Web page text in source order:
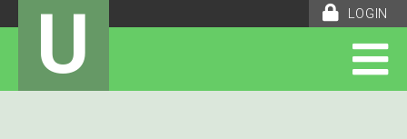
LOGIN
U